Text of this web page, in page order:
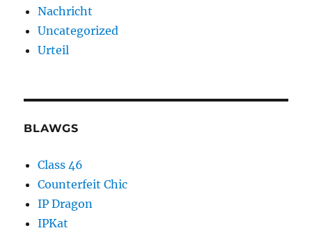
Nachricht
Uncategorized
Urteil
BLAWGS
Class 46
Counterfeit Chic
IP Dragon
IPKat